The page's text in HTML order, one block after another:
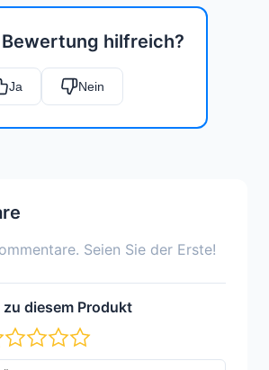
hilfreich?
Ja Nein
Seien Sie der Erste!
diesem Produkt